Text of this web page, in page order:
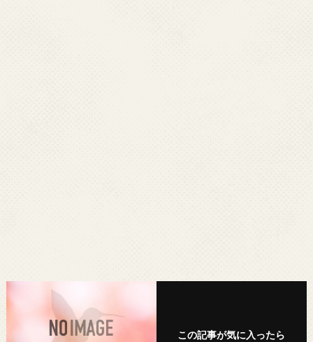
この記事が気に入ったら